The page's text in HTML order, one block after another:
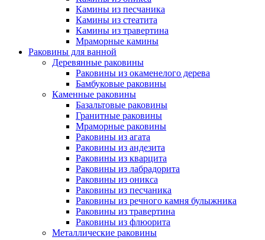
Камины из песчаника
Камины из стеатита
Камины из травертина
Мраморные камины
Раковины для ванной
Деревянные раковины
Раковины из окаменелого дерева
Бамбуковые раковины
Каменные раковины
Базальтовые раковины
Гранитные раковины
Мраморные раковины
Раковины из агата
Раковины из андезита
Раковины из кварцита
Раковины из лабрадорита
Раковины из оникса
Раковины из песчаника
Раковины из речного камня булыжника
Раковины из травертина
Раковины из флюорита
Металлические раковины